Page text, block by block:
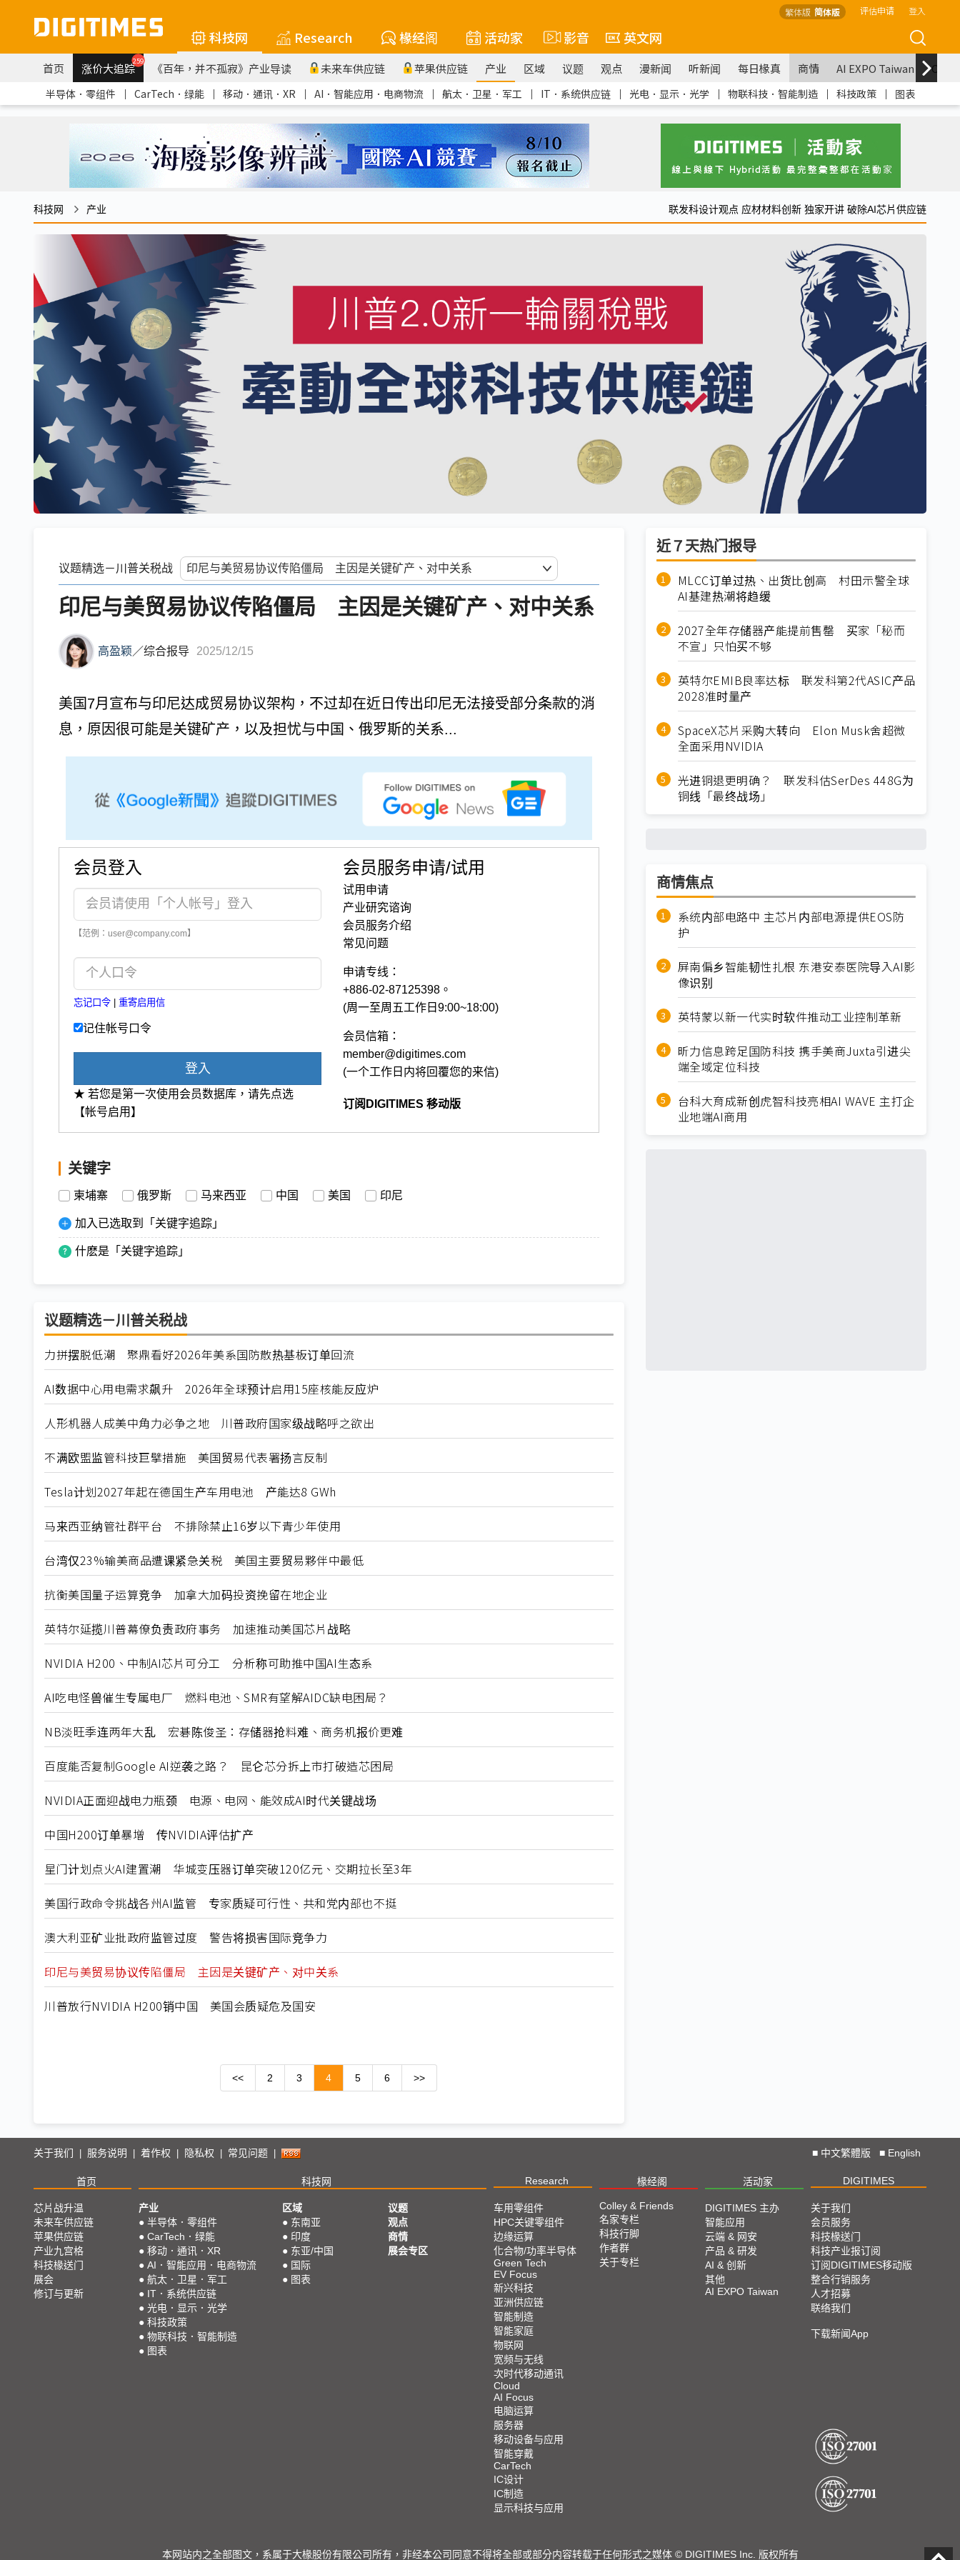
繁体版 简体版 评估申请 登入
科技网 Research 椽经阁 活动家 影音 英文网
首页 涨价大追踪259 《百年，并不孤寂》产业导读 未来车供应链 苹果供应链 产业 区域 议题 观点 漫新闻 听新闻 每日椽真 商情 AI EXPO Taiwan
半导体．零组件 ｜ CarTech．绿能 ｜ 移动．通讯．XR ｜ AI．智能应用．电商物流 ｜ 航太．卫星．军工 ｜ IT．系统供应链 ｜ 光电．显示．光学 ｜ 物联科技．智能制造 ｜ 科技政策 ｜ 图表
科技网 产业 联发科设计观点 应材材料创新 独家开讲 破除AI芯片供应链
议题精选－川普关税战
印尼与美贸易协议传陷僵局 主因是关键矿产、对中关系
高盈颖 ／综合报导 2025/12/15
美国7月宣布与印尼达成贸易协议架构，不过却在近日传出印尼无法接受部分条款的消
息，原因很可能是关键矿产，以及担忧与中国、俄罗斯的关系...
会员登入
【范例：user@company.com】
忘记口令 | 重寄启用信
记住帐号口令
登入
★ 若您是第一次使用会员数据库，请先点选
【帐号启用】
会员服务申请/试用
试用申请
产业研究谘询
会员服务介绍
常见问题
申请专线：
+886-02-87125398。
(周一至周五工作日9:00~18:00)
会员信箱：
member@digitimes.com
(一个工作日内将回覆您的来信)
订阅DIGITIMES 移动版
关键字
柬埔寨 俄罗斯 马来西亚 中国 美国 印尼
加入已选取到「关键字追踪」
什麽是「关键字追踪」
议题精选－川普关税战
力拼摆脱低潮 聚鼎看好2026年美系国防散热基板订单回流
AI数据中心用电需求飙升 2026年全球预计启用15座核能反应炉
人形机器人成美中角力必争之地 川普政府国家级战略呼之欲出
不满欧盟监管科技巨擘措施 美国贸易代表署扬言反制
Tesla计划2027年起在德国生产车用电池 产能达8 GWh
马来西亚纳管社群平台 不排除禁止16岁以下青少年使用
台湾仅23%输美商品遭课紧急关税 美国主要贸易夥伴中最低
抗衡美国量子运算竞争 加拿大加码投资挽留在地企业
英特尔延揽川普幕僚负责政府事务 加速推动美国芯片战略
NVIDIA H200、中制AI芯片可分工 分析称可助推中国AI生态系
AI吃电怪兽催生专属电厂 燃料电池、SMR有望解AIDC缺电困局？
NB淡旺季连两年大乱 宏碁陈俊圣：存储器抢料难、商务机报价更难
百度能否复制Google AI逆袭之路？ 昆仑芯分拆上市打破造芯困局
NVIDIA正面迎战电力瓶颈 电源、电网、能效成AI时代关键战场
中国H200订单暴增 传NVIDIA评估扩产
星门计划点火AI建置潮 华城变压器订单突破120亿元、交期拉长至3年
美国行政命令挑战各州AI监管 专家质疑可行性、共和党内部也不挺
澳大利亚矿业批政府监管过度 警告将损害国际竞争力
印尼与美贸易协议传陷僵局 主因是关键矿产、对中关系
川普放行NVIDIA H200销中国 美国会质疑危及国安
<< 2 3 4 5 6 >>
近７天热门报导
MLCC订单过热、出货比创高 村田示警全球
AI基建热潮将趋缓
2027全年存储器产能提前售罄 买家「秘而
不宣」只怕买不够
英特尔EMIB良率达标 联发科第2代ASIC产品
2028准时量产
SpaceX芯片采购大转向 Elon Musk舍超微
全面采用NVIDIA
光进铜退更明确？ 联发科估SerDes 448G为
铜线「最终战场」
商情焦点
系统内部电路中 主芯片内部电源提供EOS防
护
屏南偏乡智能韧性扎根 东港安泰医院导入AI影
像识别
英特蒙以新一代实时软件推动工业控制革新
昕力信息跨足国防科技 携手美商Juxta引进尖
端全域定位科技
台科大育成新创虎智科技亮相AI WAVE 主打企
业地端AI商用
关于我们 | 服务说明 | 着作权 | 隐私权 | 常见问题 | ■ 中文繁體版 ■ English
首页 科技网 Research 椽经阁 活动家 DIGITIMES
芯片战升温
未来车供应链
苹果供应链
产业九宫格
科技椽送门
展会
修订与更新
产业
● 半导体．零组件
● CarTech．绿能
● 移动．通讯．XR
● AI．智能应用．电商物流
● 航太．卫星．军工
● IT．系统供应链
● 光电．显示．光学
● 科技政策
● 物联科技．智能制造
● 图表
区域
● 东南亚
● 印度
● 东亚/中国
● 国际
● 图表
议题
观点
商情
展会专区
车用零组件
HPC关键零组件
边缘运算
化合物/功率半导体
Green Tech
EV Focus
新兴科技
亚洲供应链
智能制造
智能家庭
物联网
宽频与无线
次时代移动通讯
Cloud
AI Focus
电脑运算
服务器
移动设备与应用
智能穿戴
CarTech
IC设计
IC制造
显示科技与应用
Colley & Friends
名家专栏
科技行脚
作者群
关于专栏
DIGITIMES 主办
智能应用
云端 & 网安
产品 & 研发
AI & 创新
其他
AI EXPO Taiwan
关于我们
会员服务
科技椽送门
科技产业报订阅
订阅DIGITIMES移动版
整合行销服务
人才招募
联络我们
下载新闻App
本网站内之全部图文，系属于大椽股份有限公司所有，非经本公司同意不得将全部或部分内容转载于任何形式之媒体 © DIGITIMES Inc. 版权所有